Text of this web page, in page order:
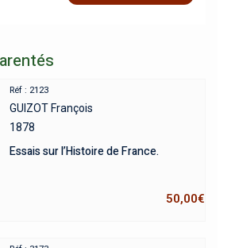
Réf : 2123
GUIZOT François
1878
Essais sur l’Histoire de France.
50,00€